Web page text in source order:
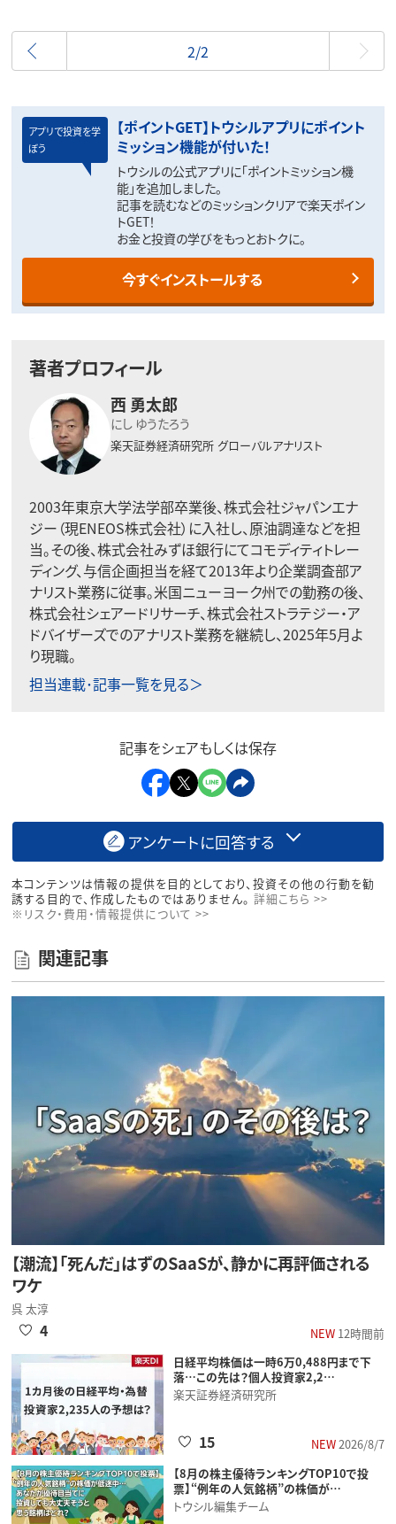
前へ
2/2
アプリで投資を学
ぼう
【ポイントGET】トウシルアプリにポイント
ミッション機能が付いた！
トウシルの公式アプリに「ポイントミッション機
能」を追加しました。
記事を読むなどのミッションクリアで楽天ポイン
トGET！
お金と投資の学びをもっとおトクに。
今すぐインストールする
著者プロフィール
西 勇太郎
にし ゆうたろう
楽天証券経済研究所 グローバルアナリスト
2003年東京大学法学部卒業後、株式会社ジャパンエナ
ジー（現ENEOS株式会社）に入社し、原油調達などを担
当。その後、株式会社みずほ銀行にてコモディティトレー
ディング、与信企画担当を経て2013年より企業調査部ア
ナリスト業務に従事。米国ニューヨーク州での勤務の後、
株式会社シェアードリサーチ、株式会社ストラテジー・ア
ドバイザーズでのアナリスト業務を継続し、2025年5月よ
り現職。
担当連載･記事一覧を見る＞
記事をシェアもしくは保存
アンケートに回答する
本コンテンツは情報の提供を目的としており、投資その他の行動を勧
誘する目的で、作成したものではありません。 詳細こちら >>
※リスク・費用・情報提供について >>
関連記事
【潮流】「死んだ」はずのSaaSが、静かに再評価される
ワケ
呉 太淳
NEW12時間前
4
日経平均株価は一時6万0,488円まで下
落…この先は？個人投資家2,2…
楽天証券経済研究所
NEW2026/8/7
15
【8月の株主優待ランキングTOP10で投
票】“例年の人気銘柄”の株価が…
トウシル編集チーム